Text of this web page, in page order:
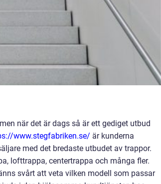
när det är dags så är ett gediget utbud
www.stegfabriken.se/ är kunderna
med det bredaste utbudet av trappor.
lofttrappa, centertrappa och många fler.
svårt att veta vilken modell som passar